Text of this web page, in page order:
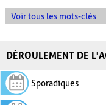
Voir tous les mots-clés
DÉROULEMENT DE
Sporadiques